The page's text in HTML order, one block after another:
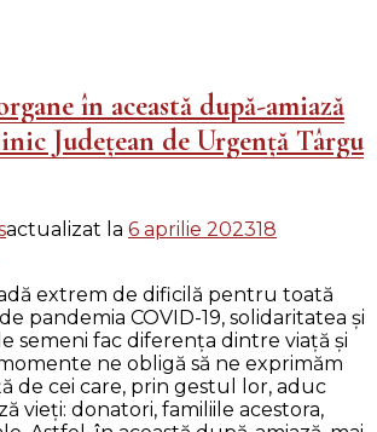
în această după-amiază
Judeţean de Urgenţă Târgu
actualizat la 6 aprilie 202318
extrem de dificilă pentru toată
pandemia COVID-19, solidaritatea şi
semeni fac diferenţa dintre viaţă şi
ne obligă să ne exprimăm
de cei care, prin gestul lor, aduc
vieţi: donatori, familiile acestora,